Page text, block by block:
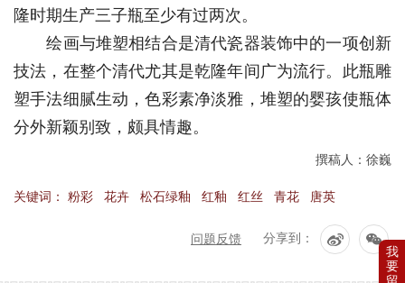
隆时期生产三子瓶至少有过两次。
绘画与堆塑相结合是清代瓷器装饰中的一项创新
技法，在整个清代尤其是乾隆年间广为流行。此瓶雕
塑手法细腻生动，色彩素净淡雅，堆塑的婴孩使瓶体
分外新颖别致，颇具情趣。
撰稿人：徐巍
关键词： 粉彩 花卉 松石绿釉 红釉 红丝 青花 唐英
问题反馈 分享到：